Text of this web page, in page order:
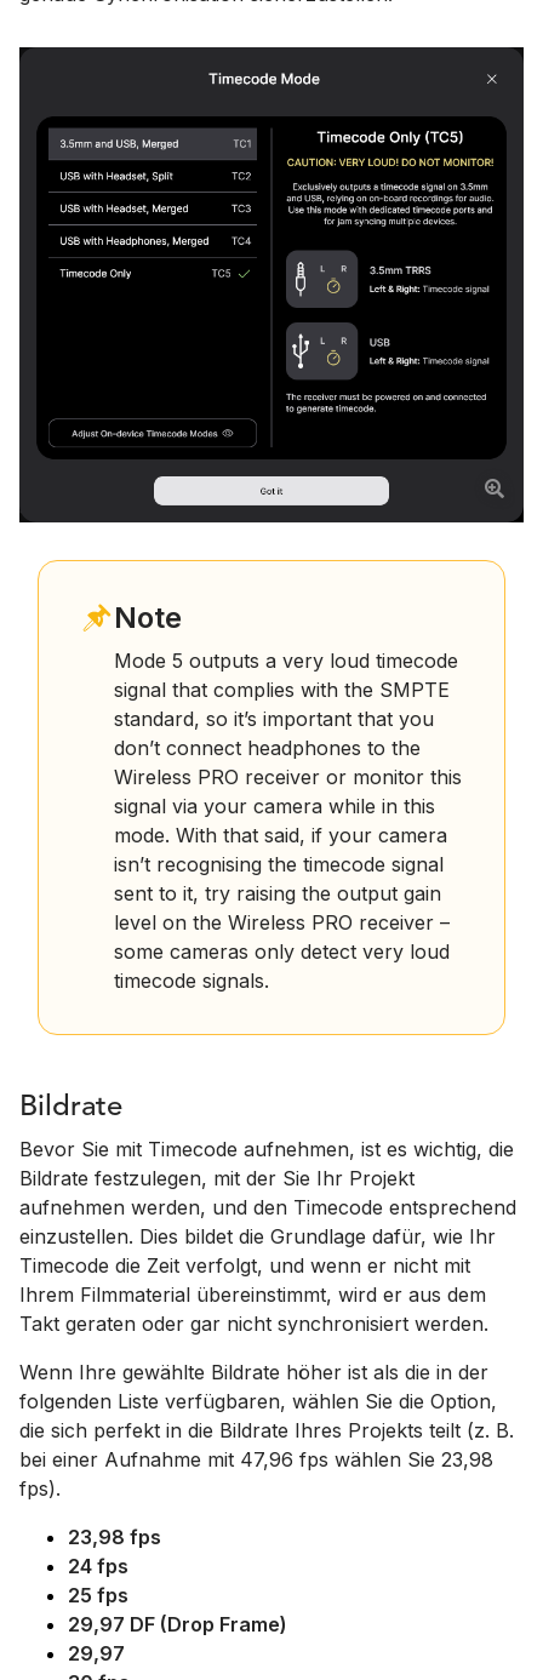
Note
Mode 5 outputs a very loud timecode
signal that complies with the SMPTE
standard, so it’s important that you
don’t connect headphones to the
Wireless PRO receiver or monitor this
signal via your camera while in this
mode. With that said, if your camera
isn’t recognising the timecode signal
sent to it, try raising the output gain
level on the Wireless PRO receiver –
some cameras only detect very loud
timecode signals.
Bildrate
Bevor Sie mit Timecode aufnehmen, ist es wichtig, die
Bildrate festzulegen, mit der Sie Ihr Projekt
aufnehmen werden, und den Timecode entsprechend
einzustellen. Dies bildet die Grundlage dafür, wie Ihr
Timecode die Zeit verfolgt, und wenn er nicht mit
Ihrem Filmmaterial übereinstimmt, wird er aus dem
Takt geraten oder gar nicht synchronisiert werden.
Wenn Ihre gewählte Bildrate höher ist als die in der
folgenden Liste verfügbaren, wählen Sie die Option,
die sich perfekt in die Bildrate Ihres Projekts teilt (z. B.
bei einer Aufnahme mit 47,96 fps wählen Sie 23,98
fps).
23,98 fps
24 fps
25 fps
29,97 DF (Drop Frame)
29,97